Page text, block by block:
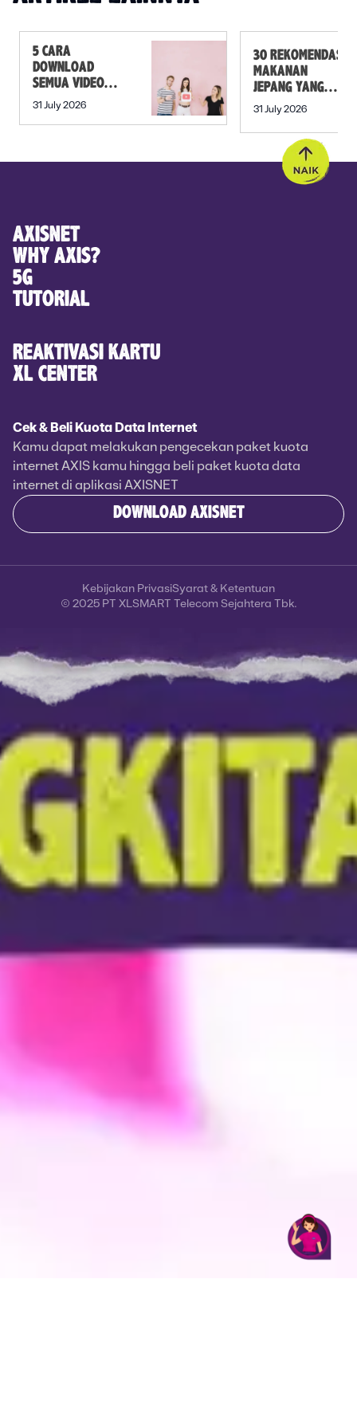
5 CARA
DOWNLOAD
SEMUA VIDEO
DALAM PLAYLIST
31 July 2026
30 REKOMENDASI
MAKANAN
JEPANG YANG
MUST TRY SELAIN
31 July 2026
AXISNET
WHY AXIS?
5G
TUTORIAL
REAKTIVASI KARTU
XL CENTER
Cek & Beli Kuota Data Internet
Kamu dapat melakukan pengecekan paket kuota
internet AXIS kamu hingga beli paket kuota data
internet di aplikasi AXISNET
DOWNLOAD AXISNET
© 2025 PT XLSMART Telecom Sejahtera Tbk.
Kebijakan PrivasiSyarat & Ketentuan